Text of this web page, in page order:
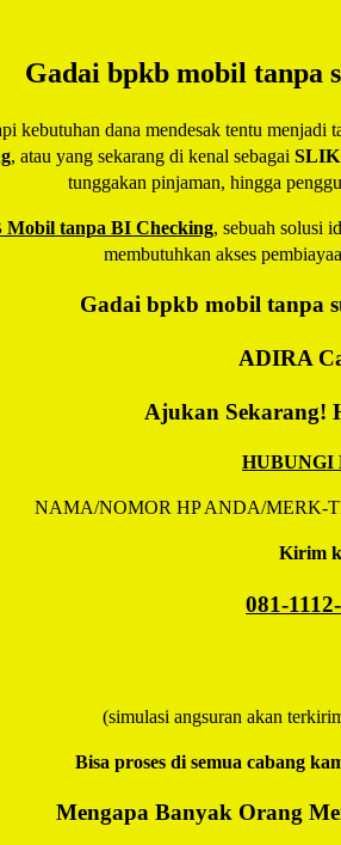
Gadai bpkb mobil tanpa
kebutuhan dana mendesak tentu menjadi
, atau yang sekarang di kenal sebagai
tunggakan pinjaman, hingga
Mobil tanpa BI Checking, sebuah solusi
membutuhkan akses
Gadai bpkb mobil tanpa
ADIRA
Ajukan Sekarang!
HUBUNGI
NAMA/NOMOR HP ANDA/MERK-
Kirim
081-
(simulasi angsuran akan
Bisa proses di semua cabang
Mengapa Banyak Orang